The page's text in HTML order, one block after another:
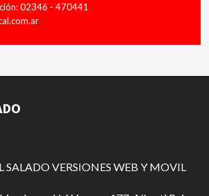
02346 - 470441
SALADO VERSIONES WEB Y MOVIL